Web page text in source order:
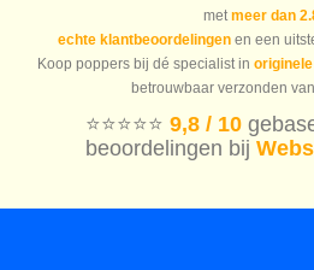
met meer dan
echte klantbeoordelingenen een
Koop poppers bij dé specialist in
betrouwbaar verzonden
⭐️⭐️⭐️⭐️⭐️ 9,8 / 10
beoordelingen bij